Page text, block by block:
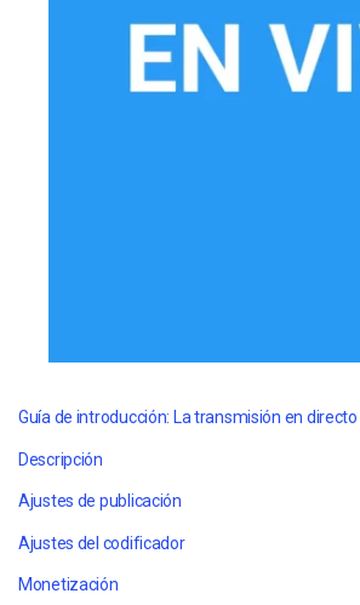
Guía de introducción: La transmisión en directo
Descripción
Ajustes de publicación
Ajustes del codificador
Monetización